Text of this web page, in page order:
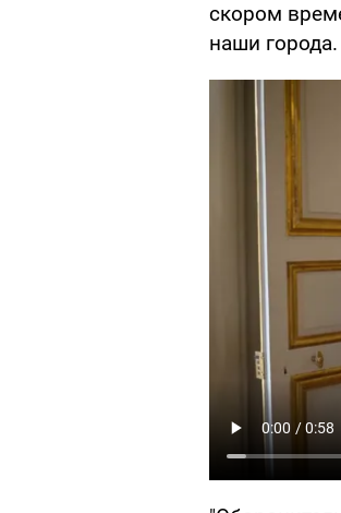
скором
наши города.